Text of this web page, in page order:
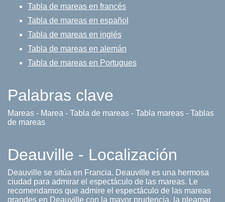
Tabla de mareas en francés
Tabla de mareas en español
Tabla de mareas en inglés
Tabla de mareas en alemán
Tabla de mareas en Portugues
Palabras clave
Mareas - Marea - Tabla de mareas - Tabla mareas - Tablas
de mareas
Deauville - Localización
Deauville se sitúa en Francia. Deauville es una hermosa
ciudad para admirar el espectáculo de las mareas. Le
recomendamos que admire el espectáculo de las mareas
grandes en Deauville con la mayor prudencia, la pleamar